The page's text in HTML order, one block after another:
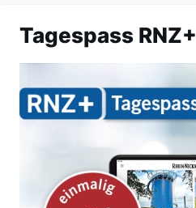
Tagespass RNZ+